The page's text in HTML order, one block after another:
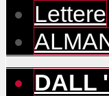
Lettere
DALL